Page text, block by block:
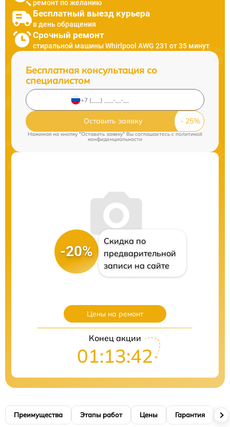
ремонт по желанию
Бесплатный выезд курьера
в день обращения
Срочный ремонт
стиральной машины Whirlpool AWG 231 от 35 минут
Бесплатная консультация со
специалистом
Оставить заявку
Нажимая на кнопку "Оставить заявку" Вы соглашаетесь c политикой
конфиденциальности
-20%
Скидка по
предварительной
записи на сайте
Цены на ремонт
Конец акции
01:13:41
Преимущества Этапы работ Цены Гарантия